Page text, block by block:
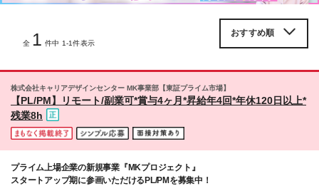
全 1 件中 1-1件表示
株式会社キャリアデザインセンター MK事業部【東証プライム市場】
【PL/PM】リモート/副業可*賞与4ヶ月*昇給年4回*年休120日以上*
残業8h
プライム上場企業の新規事業『MKプロジェクト』
スタートアップ期に参画いただけるPL/PMを募集中！